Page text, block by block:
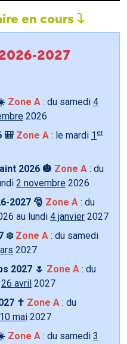
en cours
2027
Zone A : du samedi 4
2026
🎒 Zone A : le mardi 1 er
2026 🎃 Zone A : du
2 novembre 2026
2027 🎅 Zone A : du
au lundi 4 janvier 2027
❄️ Zone A : du samedi
2027
2027 🌷 Zone A : du
26 avril 2027
✝️ Zone A : du
10 mai 2027
Zone A : du samedi 3